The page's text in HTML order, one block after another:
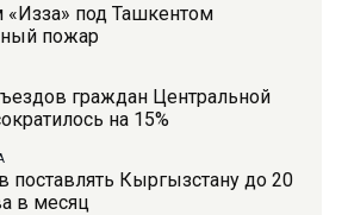
под Ташкентом
пожар
граждан Центральной
на 15%
поставлять Кыргызстану до 20
в месяц